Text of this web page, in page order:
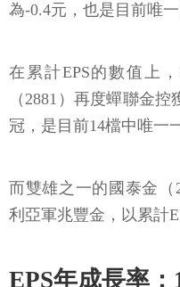
為-0.4元，也是目前唯一
在累計EPS的數值上
（2881）再度蟬聯金
冠，是目前14檔中唯一
而雙雄之一的國泰金（
利亞軍兆豐金，以累計
EPS年成長率